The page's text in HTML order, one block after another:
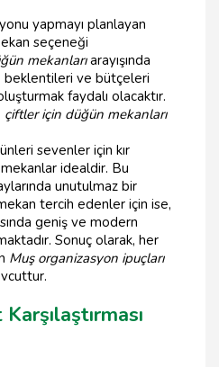
yapmayı planlayan
seçeneği
mekanlarıarayışında
beklentileri ve bütçeleri
faydalı olacaktır.
çiftler için düğün mekanları
sevenler için kır
idealdir. Bu
unutulmaz bir
tercih edenler için ise,
geniş ve modern
Sonuç olarak, her
Muş organizasyon ipuçları